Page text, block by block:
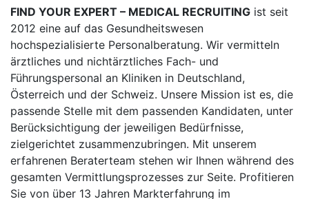
FIND YOUR EXPERT – MEDICAL RECRUITING ist seit
2012 eine auf das Gesundheitswesen
hochspezialisierte Personalberatung. Wir vermitteln
ärztliches und nichtärztliches Fach- und
Führungspersonal an Kliniken in Deutschland,
Österreich und der Schweiz. Unsere Mission ist es, die
passende Stelle mit dem passenden Kandidaten, unter
Berücksichtigung der jeweiligen Bedürfnisse,
zielgerichtet zusammenzubringen. Mit unserem
erfahrenen Beraterteam stehen wir Ihnen während des
gesamten Vermittlungsprozesses zur Seite. Profitieren
Sie von über 13 Jahren Markterfahrung im